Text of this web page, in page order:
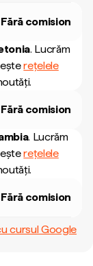
Fără comision
. Lucrăm
rețelele
Fără comision
. Lucrăm
rețelele
Fără comision
cursul Google